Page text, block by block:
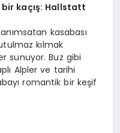
kaçış: Hallstatt
kasabası
kılmak
sunuyor. Buz gibi
Alpler ve tarihi
romantik bir keşif